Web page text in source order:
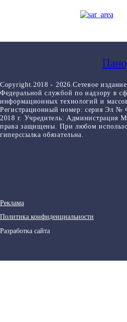
Copyright.2018 - 2026.Сетевое
Федеральной службой по надзору в
информационных технологий и
Регистрационный номер: серия Эл №
2018 г. Учредитель: Администрация
права защищены. При любом
гиперссылка обязательна.
Реклама
Политика конфиденциальности
Разработка сайта